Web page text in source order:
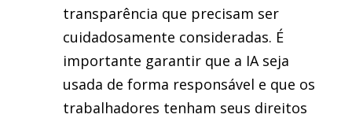
transparência que precisam ser
cuidadosamente consideradas. É
importante garantir que a IA seja
usada de forma responsável e que os
trabalhadores tenham seus direitos